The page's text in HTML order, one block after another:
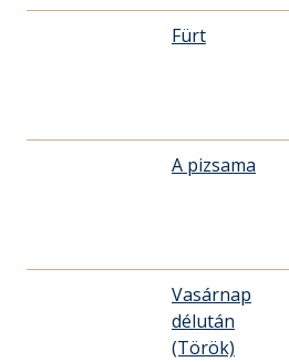
Fürt
A pizsama
Vasárnap
délután
(Török)